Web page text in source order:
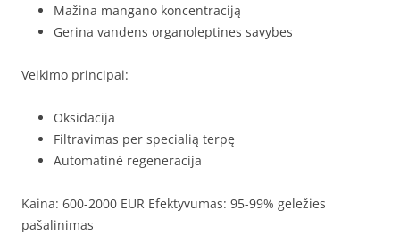
Mažina mangano koncentraciją
Gerina vandens organoleptines savybes
Veikimo principai:
Oksidacija
Filtravimas per specialią terpę
Automatinė regeneracija
Kaina: 600-2000 EUR Efektyvumas: 95-99% geležies
pašalinimas